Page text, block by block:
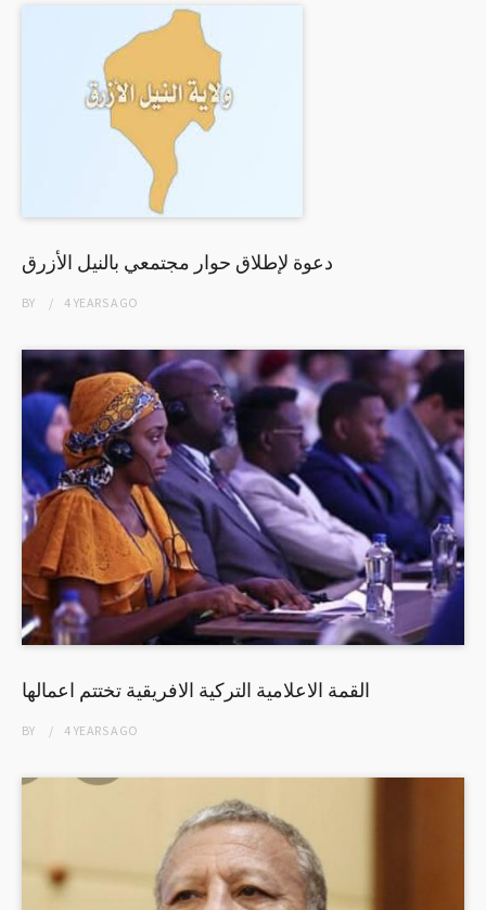
دعوة لإطلاق حوار مجتمعي بالنيل الأزرق
BY 4 YEARSAGO
القمة الاعلامية التركية الافريقية تختتم اعمالها
BY 4 YEARSAGO